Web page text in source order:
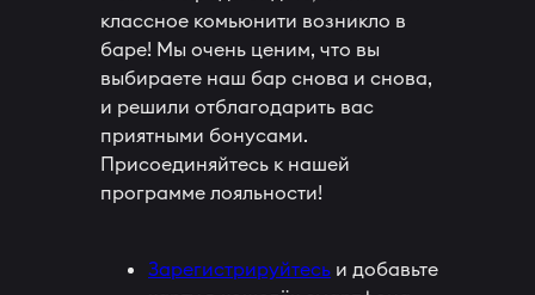
классное комьюнити возникло в
баре! Мы очень ценим, что вы
выбираете наш бар снова и снова,
и решили отблагодарить вас
приятными бонусами.
Присоединяйтесь к нашей
программе лояльности!
Зарегистрируйтесь и добавьте